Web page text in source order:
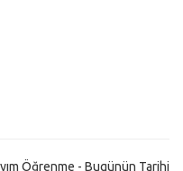
Öğrenme - Bugünün Tarihi